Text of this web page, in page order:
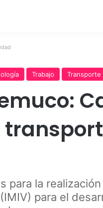
Trabajo Transporte
para la
para el